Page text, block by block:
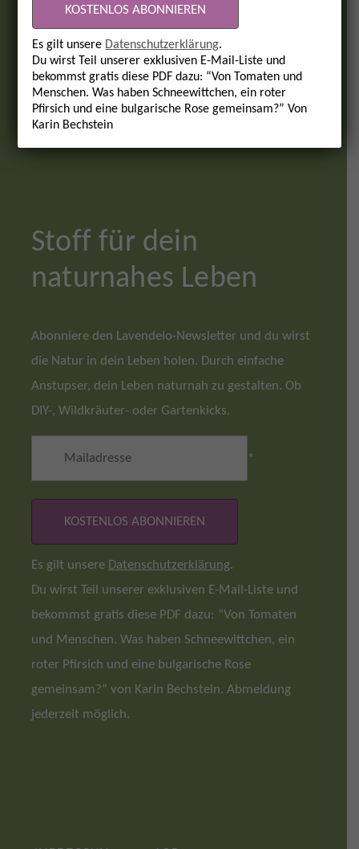
Stoff für dein
naturnahes Leben
Abonniere den Lavendelo-Newsletter und du wirst
die Natur in dein Leben holen. Durch einfache
Anstupser, dein Leben naturnah zu gestalten. Ob
DIY-, Wildkräuter- oder Gartenkicks.
*
Es gilt unsere Datenschutzerklärung.
Du wirst Teil unserer exklusiven E-Mail-Liste und
bekommst gratis diese PDF dazu: “Von Tomaten
und Menschen. Was haben Schneewittchen, ein
roter Pfirsich und eine bulgarische Rose
gemeinsam?” von Karin Bechstein. Abmeldung
jederzeit möglich.
Es gilt unsere Datenschutzerklärung.
Du wirst Teil unserer exklusiven E-Mail-Liste und
bekommst gratis diese PDF dazu: “Von Tomaten und
Menschen. Was haben Schneewittchen, ein roter
Pfirsich und eine bulgarische Rose gemeinsam?” Von
Karin Bechstein